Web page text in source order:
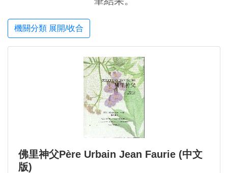
機關分類 展開/收合
佛里神父Père Urbain Jean Faurie (中文
版)